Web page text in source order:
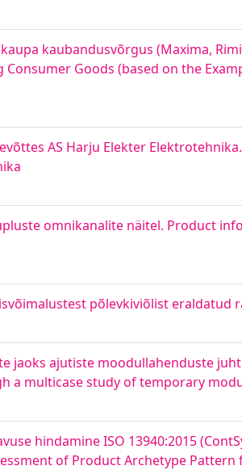
kaubandusvõrgus (Maxima,
Goods (based on the
AS Harju Elekter
omnikanalite näitel. Product
põlevkiviõlist eraldatud
jaoks ajutiste moodullahenduste
a multicase study of temporary
hindamine ISO 13940:2015
of Product Archetype